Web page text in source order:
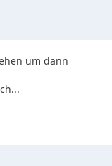
um dann